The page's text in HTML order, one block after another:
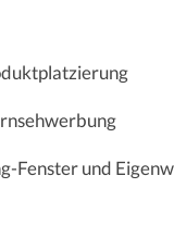
Fenster und